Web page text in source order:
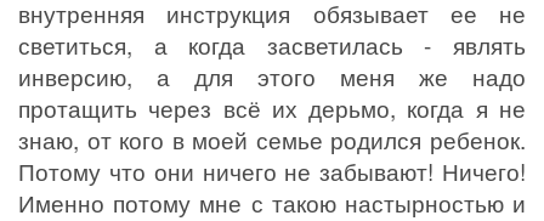
внутренняя инструкция обязывает ее не
светиться, а когда засветилась - являть
инверсию, а для этого меня же надо
протащить через всё их дерьмо, когда я не
знаю, от кого в моей семье родился ребенок.
Потому что они ничего не забывают! Ничего!
Именно потому мне с такою настырностью и